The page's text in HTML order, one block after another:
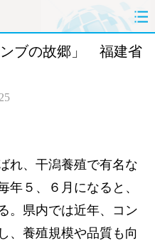
経済
ンブの故郷」 福建省
れ、干潟養殖で有名な
年５、６月になると、
。県内では近年、コン
、養殖規模や品質も向